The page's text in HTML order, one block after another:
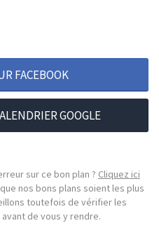
FACEBOOK
GOOGLE
sur ce bon plan ? Cliquez ici
nos bons plans soient les plus
toutefois de vérifier les
de vous y rendre.